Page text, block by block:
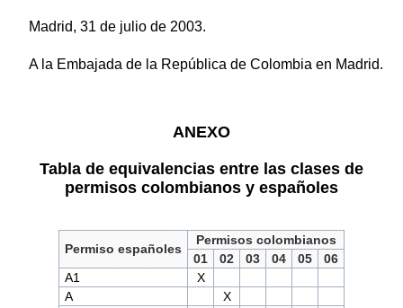
Madrid, 31 de julio de 2003.
A la Embajada de la República de Colombia en Madrid.
ANEXO
Tabla de equivalencias entre las clases de
permisos colombianos y españoles
Permiso españoles
Permisos colombianos
01
02 03 04 05
06
A1
X
A
X